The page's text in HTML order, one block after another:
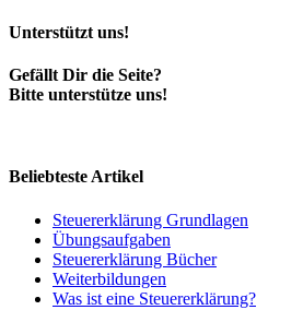
Unterstützt uns!
Gefällt Dir die Seite?
Bitte unterstütze uns!
Beliebteste Artikel
Steuererklärung Grundlagen
Übungsaufgaben
Steuererklärung Bücher
Weiterbildungen
Was ist eine Steuererklärung?